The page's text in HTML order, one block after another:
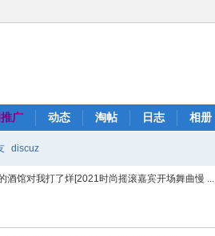
广 动态 淘帖 日志 相册
discuz
酒馆对我打了烊[2021时尚摇滚嘉宾开场舞曲慢 ...